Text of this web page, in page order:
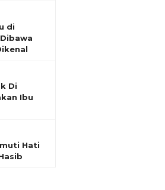
di
Di
Ibu
Hati